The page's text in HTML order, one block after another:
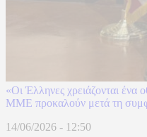
«Οι Έλληνες χρειάζονται ένα
ΜΜΕ προκαλούν μετά τη
14/06/2026 - 12:50